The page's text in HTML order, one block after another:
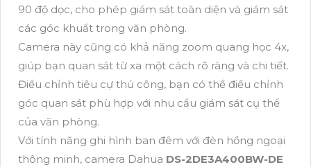
90 độ dọc, cho phép giám sát toàn diện và giám sát
các góc khuất trong văn phòng.
Camera này cũng có khả năng zoom quang học 4x,
giúp bạn quan sát từ xa một cách rõ ràng và chi tiết.
Điều chỉnh tiêu cự thủ công, bạn có thể điều chỉnh
góc quan sát phù hợp với nhu cầu giám sát cụ thể
của văn phòng.
Với tính năng ghi hình ban đêm với đèn hồng ngoại
thông minh, camera Dahua DS-2DE3A400BW-DE